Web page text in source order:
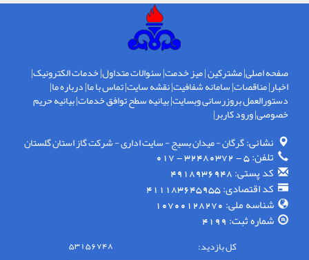
صفحه اصلی|مشترکین|میز خدمت|سئوالات متداول|خدمات الکترونیک|
اخبار|مناقصات|سامانه شفافیت|نقشه سایت|تماس با ما|درباره ما|
دستورالعمل بروزرسانی وبسایت|بیانیه سطح توافق خدمات|بیانیه حریم
خصوصی|ورود کاربر|
نشانی:گرگان - ميدان بسيج - سايت اداری - شركت گاز استان گلستان
تلفن: 5 - 32480372 - 017
کد پستی: 4918936948
کد اقتصادی: 411183645955
شناسه ملی: 10700128270
شماره ثبت: 4199
کل بازدید: 53156748